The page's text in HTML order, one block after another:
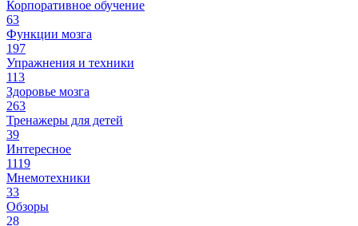
Корпоративное обучение
63
Функции мозга
197
Упражнения и техники
113
Здоровье мозга
263
Тренажеры для детей
39
Интересное
1119
Мнемотехники
33
Обзоры
28